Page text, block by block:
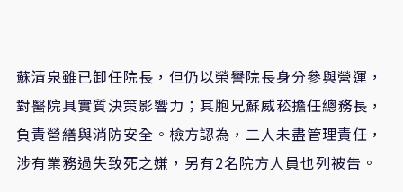
蘇清泉雖已卸任院長，但仍以榮譽院長身分參與營運，
對醫院具實質決策影響力；其胞兄蘇威菘擔任總務長，
負責營繕與消防安全。檢方認為，二人未盡管理責任，
涉有業務過失致死之嫌，另有2名院方人員也列被告。